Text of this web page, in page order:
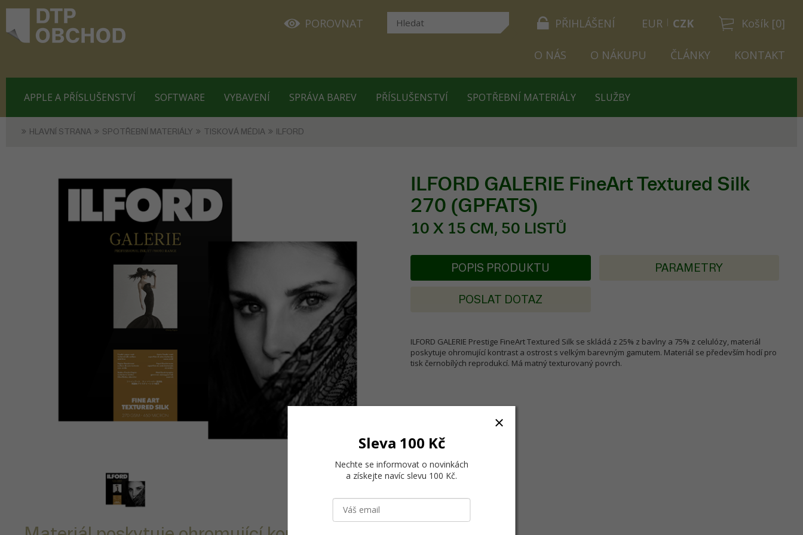
PŘIHLÁŠENÍ Košík [0]
POROVNAT EUR CZK
O NÁS O NÁKUPU ČLÁNKY KONTAKT
APPLE A PŘÍSLUŠENSTVÍ SOFTWARE VYBAVENÍ SPRÁVA BAREV PŘÍSLUŠENSTVÍ SPOTŘEBNÍ MATERIÁLY SLUŽBY
HLAVNÍ STRANA SPOTŘEBNÍ MATERIÁLY TISKOVÁ MÉDIA ILFORD
ILFORD GALERIE FineArt Textured Silk
270 (GPFATS)
10 X 15 CM, 50 LISTŮ
POPIS PRODUKTU PARAMETRY
POSLAT DOTAZ
ILFORD GALERIE Prestige FineArt Textured Silk se skládá z 25% z bavlny a 75% z celulózy, materiál
poskytuje ohromující kontrast a ostrost s velkým barevným gamutem. Materiál se především hodí pro
tisk černobílých reprodukcí. Má matný texturovaný povrch.
Sleva 100 Kč
Nechte se informovat o novinkách
a získejte navíc slevu 100 Kč.